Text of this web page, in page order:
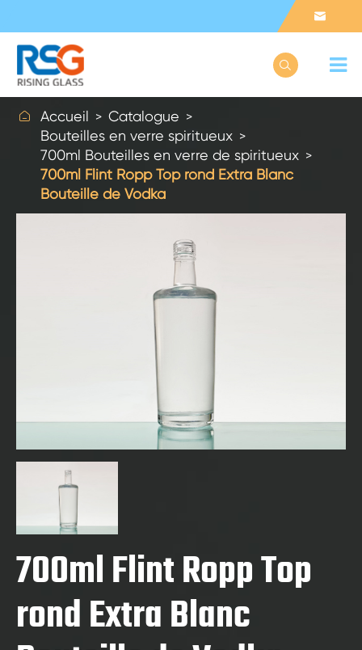


 Accueil
Catalogue
Bouteilles en verre spiritueux
700ml Bouteilles en verre de spiritueux
700ml Flint Ropp Top rond Extra Blanc
Bouteille de Vodka
700ml Flint Ropp Top
rond Extra Blanc